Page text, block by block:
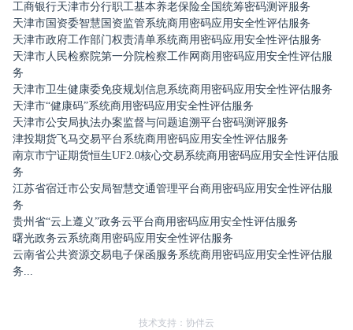
工商银行天津市分行职工基本养老保险全国统筹密码测评服务
天津市国资委智慧国资监管系统商用密码应用安全性评估服务
天津市政府工作部门权责清单系统商用密码应用安全性评估服务
天津市人民检察院第一分院检察工作网商用密码应用安全性评估服
务
天津市卫生健康委免疫规划信息系统商用密码应用安全性评估服务
天津市“健康码”系统商用密码应用安全性评估服务
天津市公安局执法办案监督与问题追溯平台密码测评服务
津投期货飞马交易平台系统商用密码应用安全性评估服务
南京市宁证期货恒生UF2.0核心交易系统商用密码应用安全性评估服
务
江苏省宿迁市公安局智慧交通管理平台商用密码应用安全性评估服
务
贵州省“云上遵义”政务云平台商用密码应用安全性评估服务
曙光政务云系统商用密码应用安全性评估服务
云南省公共资源交易电子保函服务系统商用密码应用安全性评估服
务...
技术支持：协伴云